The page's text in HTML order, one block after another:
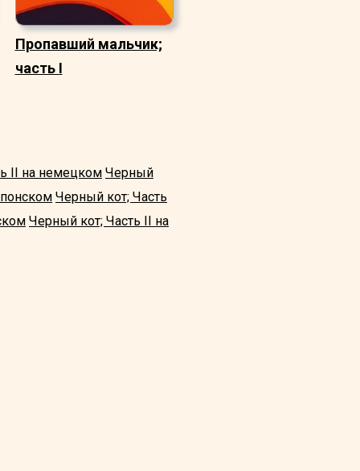
Пропавший мальчик;
часть I
II на немецком Черный
Черный кот; Часть
Черный кот; Часть II на